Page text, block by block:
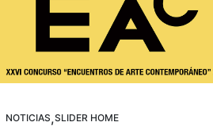
NOTICIAS,SLIDER HOME